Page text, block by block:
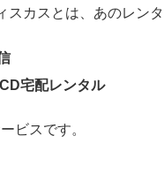
スカスとは、あのレン
宅配レンタル
ービスです。